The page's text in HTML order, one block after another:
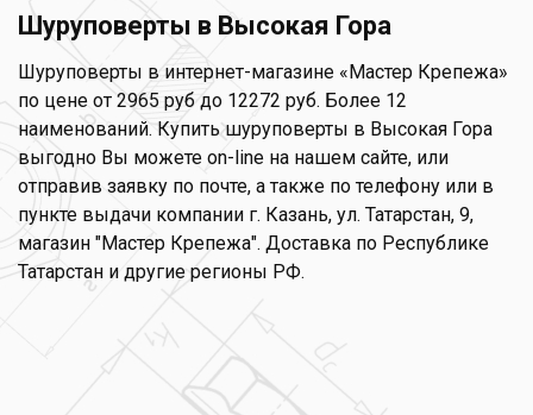
Шуруповерты в Высокая Гора
Шуруповерты в интернет-магазине «Мастер Крепежа»
по цене от 2965 руб до 12272 руб. Более 12
наименований. Купить шуруповерты в Высокая Гора
выгодно Вы можете on-line на нашем сайте, или
отправив заявку по почте, а также по телефону или в
пункте выдачи компании г. Казань, ул. Татарстан, 9,
магазин "Мастер Крепежа". Доставка по Республике
Татарстан и другие регионы РФ.